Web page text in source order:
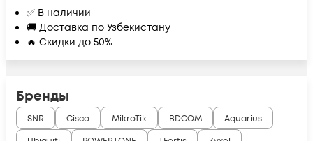
✅ В наличии
🚚 Доставка по Узбекистану
🔥 Скидки до 50%
Бренды
SNR Cisco MikroTik BDCOM
Aquarius